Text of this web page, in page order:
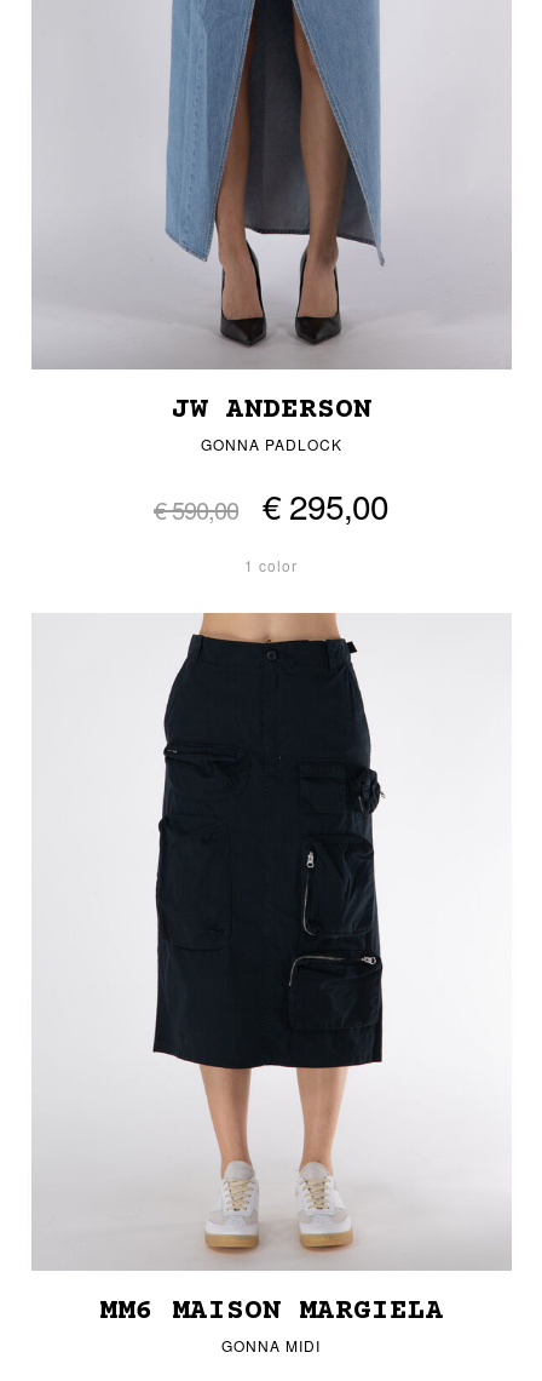
JW ANDERSON
GONNA PADLOCK
€ 590,00 € 295,00
1 color
MM6 MAISON MARGIELA
GONNA MIDI